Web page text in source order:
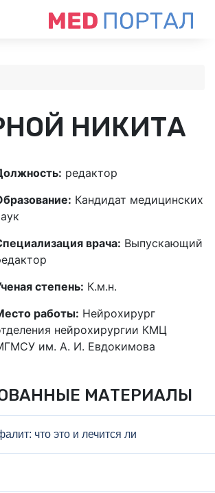
НИКИТА
редактор
Кандидат медицинских
врача: Выпускающий
степень: К.м.н.
работы: Нейрохирург
нейрохирургии КМЦ
им. А. И. Евдокимова
МАТЕРИАЛЫ
что это и лечится ли